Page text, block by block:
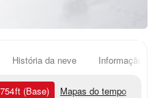
História da neve Informação
ft (Base) Mapas do tempo